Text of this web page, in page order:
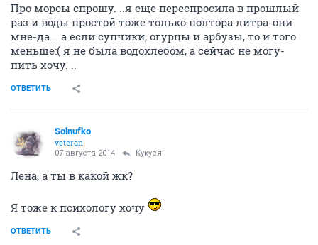
Про морсы спрошу. ..я еще переспросила в прошлый
раз и воды простой тоже только полтора литра-они
мне-да... а если супчики, огурцы и арбузы, то и того
меньше:( я не была водохлебом, а сейчас не могу-
пить хочу. ..
ОТВЕТИТЬ
Solnufko
veteran
07 августа 2014 Кукуся
Лена, а ты в какой жк?
Я тоже к психологу хочу
ОТВЕТИТЬ